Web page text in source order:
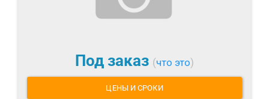
Под заказ (что это)
ЦЕНЫ И СРОКИ